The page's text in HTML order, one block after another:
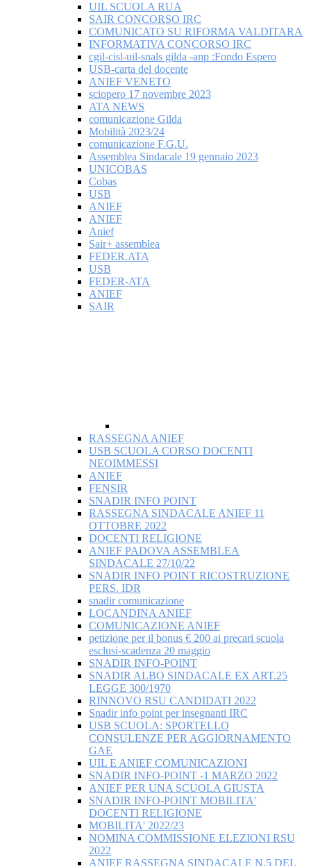
UIL SCUOLA RUA
SAIR CONCORSO IRC
COMUNICATO SU RIFORMA VALDITARA
INFORMATIVA CONCORSO IRC
cgil-cisl-uil-snals gilda -anp :Fondo Espero
USB-carta del docente
ANIEF VENETO
sciopero 17 novembre 2023
ATA NEWS
comunicazione Gilda
Mobilità 2023/24
comunicazione F.G.U.
Assemblea Sindacale 19 gennaio 2023
UNICOBAS
Cobas
USB
ANIEF
ANIEF
Anief
Sair+ assemblea
FEDER.ATA
USB
FEDER-ATA
ANIEF
SAIR
RASSEGNA ANIEF
USB SCUOLA CORSO DOCENTI
NEOIMMESSI
ANIEF
FENSIR
SNADIR INFO POINT
RASSEGNA SINDACALE ANIEF 11
OTTOBRE 2022
DOCENTI RELIGIONE
ANIEF PADOVA ASSEMBLEA
SINDACALE 27/10/22
SNADIR INFO POINT RICOSTRUZIONE
PERS. IDR
snadir comunicazione
LOCANDINA ANIEF
COMUNICAZIONE ANIEF
petizione per il bonus € 200 ai precari scuola
esclusi-scadenza 20 maggio
SNADIR INFO-POINT
SNADIR ALBO SINDACALE EX ART.25
LEGGE 300/1970
RINNOVO RSU CANDIDATI 2022
Snadir info point per insegnanti IRC
USB SCUOLA: SPORTELLO
CONSULENZE PER AGGIORNAMENTO
GAE
UIL E ANIEF COMUNICAZIONI
SNADIR INFO-POINT -1 MARZO 2022
ANIEF PER UNA SCUOLA GIUSTA
SNADIR INFO-POINT MOBILITA'
DOCENTI RELIGIONE
MOBILITA' 2022/23
NOMINA COMMISSIONE ELEZIONI RSU
2022
ANIEF RASSEGNA SINDACALE N.5 DEL